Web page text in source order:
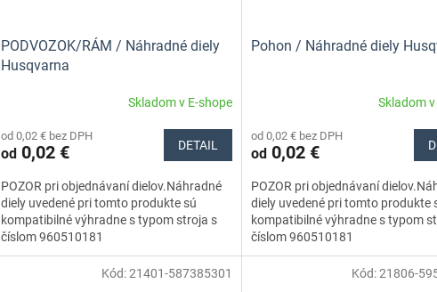
PODVOZOK/RÁM / Náhradné diely
Husqvarna
Skladom v E-shope
od 0,02 € bez DPH
od 0,02 € DETAIL
POZOR pri objednávaní dielov.Náhradné
diely uvedené pri tomto produkte sú
kompatibilné výhradne s typom stroja s
číslom 960510181
Pohon / Náhradné diely
Skladom
od 0,02 € bez DPH
od0,02 €
POZOR pri objednávaní
diely uvedené pri tomto produkte
kompatibilné výhradne s typom
číslom 960510181
Kód:21401-587385301 Kód:21806-